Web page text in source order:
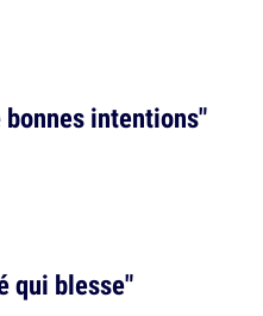
bonnes intentions"
qui blesse"